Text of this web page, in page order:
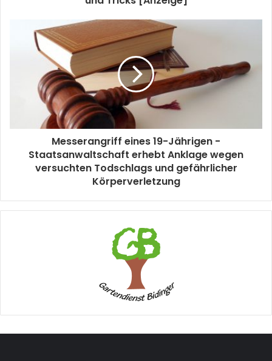
Messerangriff eines 19-Jährigen -
Staatsanwaltschaft erhebt Anklage wegen
versuchten Todschlags und gefährlicher
Körperverletzung